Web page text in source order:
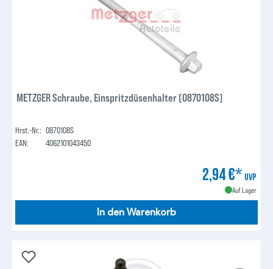
METZGER Schraube, Einspritzdüsenhalter (0870108S)
Hrst.-Nr.: 0870108S
EAN:
4062101043450
2,94 €* UVP
Auf Lager
In den Warenkorb